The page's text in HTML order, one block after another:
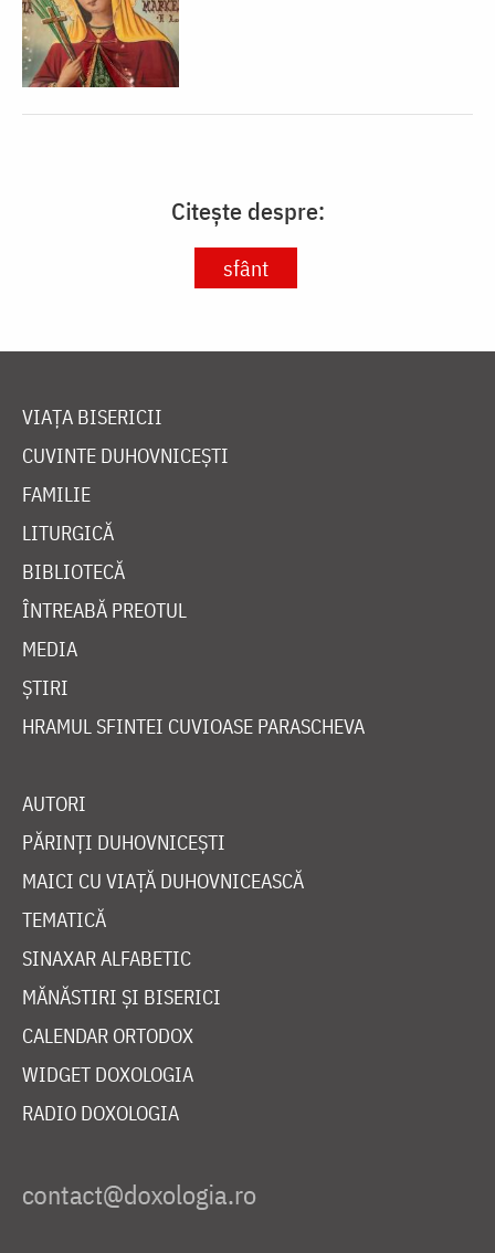
Citește despre:
sfânt
VIAȚA BISERICII
CUVINTE DUHOVNICEȘTI
FAMILIE
LITURGICĂ
BIBLIOTECĂ
ÎNTREABĂ PREOTUL
MEDIA
ȘTIRI
HRAMUL SFINTEI CUVIOASE PARASCHEVA
AUTORI
PĂRINȚI DUHOVNICEȘTI
MAICI CU VIAȚĂ DUHOVNICEASCĂ
TEMATICĂ
SINAXAR ALFABETIC
MĂNĂSTIRI ȘI BISERICI
CALENDAR ORTODOX
WIDGET DOXOLOGIA
RADIO DOXOLOGIA